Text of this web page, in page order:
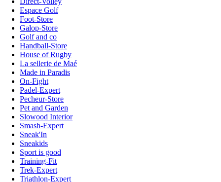
Espace Golf
Foot-Store
Galop-Store
Golf and co
Handball-Store
House of Rugby
La sellerie de Maé
Made in Paradis
On-Fight
Padel-Expert
Pecheur-Store
Pet and Garden
Slowood Interior
Smash-Expert
Sneak'In
Sneakids
Sport is good
Training-Fit
Trek-Expert
Triathlon-Expert